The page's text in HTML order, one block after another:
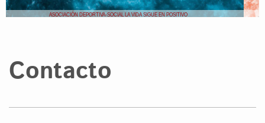
ASOCIACIÓN DEPORTIVA-SOCIAL LA VIDA SIGUE EN POSITIVO
Contacto